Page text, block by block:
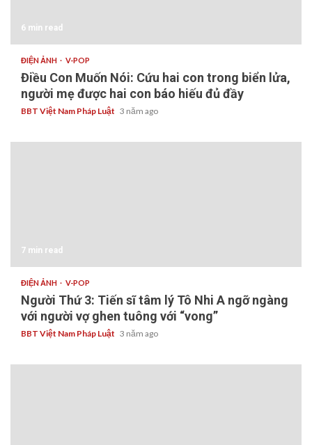
6 min read
ĐIỆN ẢNH V-POP
Điều Con Muốn Nói: Cứu hai con trong biển lửa,
người mẹ được hai con báo hiếu đủ đầy
BBT Việt Nam Pháp Luật 3 năm ago
7 min read
ĐIỆN ẢNH V-POP
Người Thứ 3: Tiến sĩ tâm lý Tô Nhi A ngỡ ngàng
với người vợ ghen tuông với “vong”
BBT Việt Nam Pháp Luật 3 năm ago